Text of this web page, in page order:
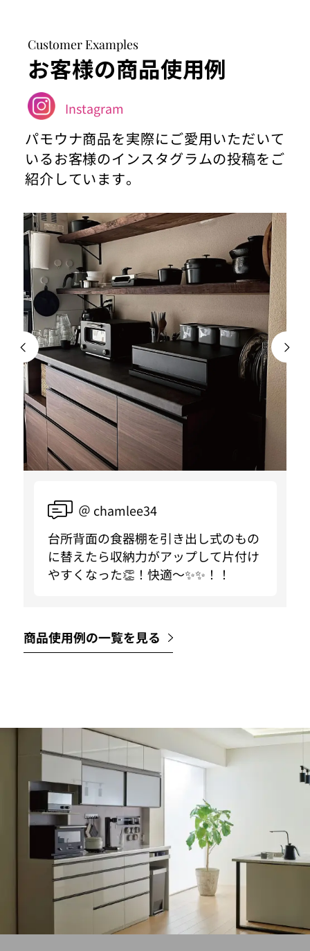
Customer Examples
お客様の商品使用例
Instagram
パモウナ商品を実際にご愛用いただいて
いるお客様のインスタグラムの投稿をご
紹介しています。
＠ chamlee34
台所背面の食器棚を引き出し式のもの
に替えたら収納力がアップして片付け
やすくなった👏！快適〜✨✨！！
商品使用例の一覧を見る